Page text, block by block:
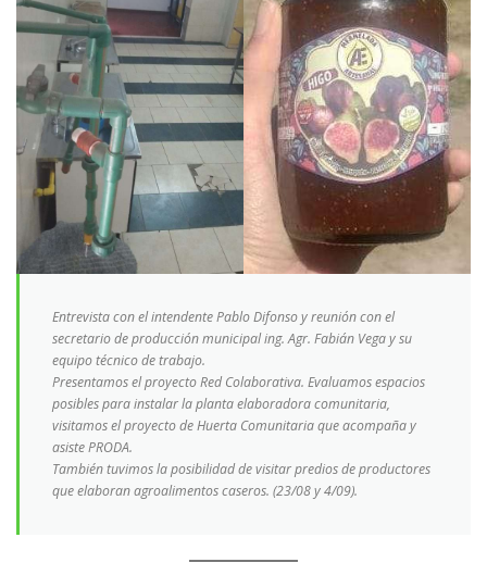
Entrevista con el intendente Pablo Difonso y reunión con el
secretario de producción municipal ing. Agr. Fabián Vega y su
equipo técnico de trabajo.
Presentamos el proyecto Red Colaborativa. Evaluamos espacios
posibles para instalar la planta elaboradora comunitaria,
visitamos el proyecto de Huerta Comunitaria que acompaña y
asiste PRODA.
También tuvimos la posibilidad de visitar predios de productores
que elaboran agroalimentos caseros. (23/08 y 4/09).